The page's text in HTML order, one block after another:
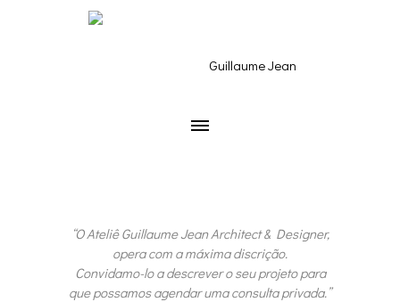
“O Ateliê Guillaume Jean Architect & Designer,
opera com a máxima discrição.
Convidamo-lo a descrever o seu projeto para
que possamos agendar uma consulta privada.”